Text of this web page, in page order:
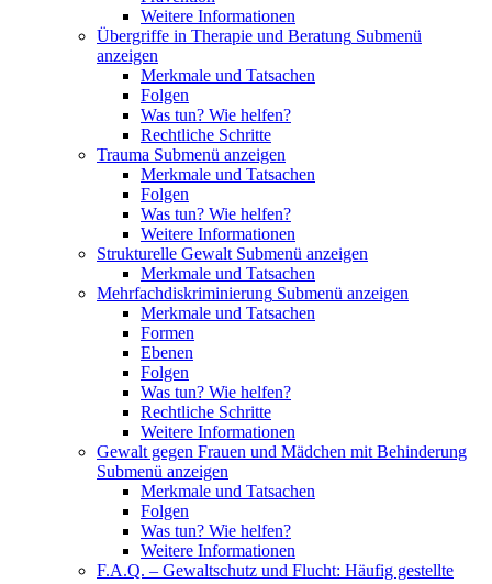
Weitere Informationen
Übergriffe in Therapie und Beratung Submenü
anzeigen
Merkmale und Tatsachen
Folgen
Was tun? Wie helfen?
Rechtliche Schritte
Trauma Submenü anzeigen
Merkmale und Tatsachen
Folgen
Was tun? Wie helfen?
Weitere Informationen
Strukturelle Gewalt Submenü anzeigen
Merkmale und Tatsachen
Mehrfachdiskriminierung Submenü anzeigen
Merkmale und Tatsachen
Formen
Ebenen
Folgen
Was tun? Wie helfen?
Rechtliche Schritte
Weitere Informationen
Gewalt gegen Frauen und Mädchen mit Behinderung
Submenü anzeigen
Merkmale und Tatsachen
Folgen
Was tun? Wie helfen?
Weitere Informationen
F.A.Q. – Gewaltschutz und Flucht: Häufig gestellte